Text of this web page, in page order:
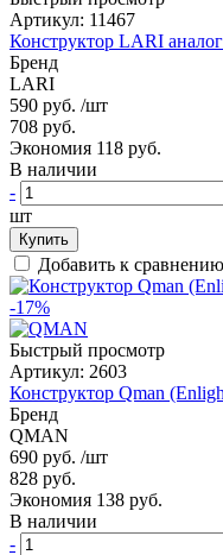
Артикул: 11467
Конструктор LARI
Бренд
LARI
590 руб. /шт
708 руб.
Экономия 118 руб.
В наличии
-
шт
Купить
Добавить к сравнению
-17%
Быстрый просмотр
Артикул: 2603
Конструктор Qman
Бренд
QMAN
690 руб. /шт
828 руб.
Экономия 138 руб.
В наличии
-